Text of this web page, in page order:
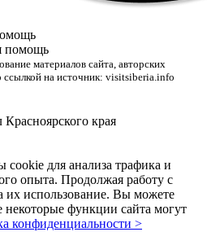
материалов сайта, авторских
ссылкой на источник: visitsiberia.info
края
cookie для анализа трафика и
опыта. Продолжая работу с
их использование. Вы можете
некоторые функции сайта могут
конфиденциальности >